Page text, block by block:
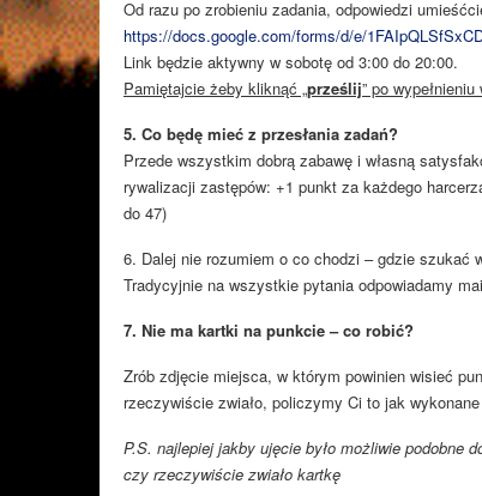
Od razu po zrobieniu zadania, odpowiedzi
https://docs.google.com/forms/d/e/
Link będzie aktywny w sobotę od 3:00 do 20:00.
Pamiętajcie żeby kliknąć „prześlij” po
5. Co będę mieć z przesłania zadań?
Przede wszystkim dobrą zabawę i własną
rywalizacji zastępów: +1 punkt za każdego
do 47)
6. Dalej nie rozumiem o co chodzi – gdzie szukać
Tradycyjnie na wszystkie pytania odpowiadamy
7. Nie ma kartki na punkcie – co robić?
Zrób zdjęcie miejsca, w którym powinien wisieć
rzeczywiście zwiało, policzymy Ci to jak
P.S. najlepiej jakby ujęcie było możliwie podobne
czy rzeczywiście zwiało kartkę